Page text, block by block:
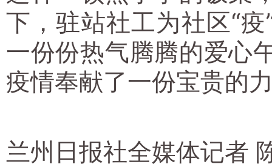
下，驻站社工为社区“
一份份热气腾腾的爱心
疫情奉献了一份宝贵的
兰州日报社全媒体记者